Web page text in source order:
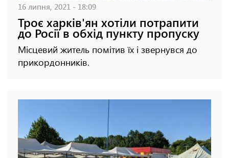
16 липня, 2021 - 18:09
Троє харків'ян хотіли потрапити
до Росії в обхід пункту пропуску
Місцевий житель помітив їх і звернувся до
прикордонників.